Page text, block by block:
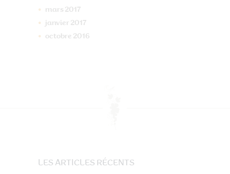
mars 2017
janvier 2017
octobre 2016
LES ARTICLES RÉCENTS